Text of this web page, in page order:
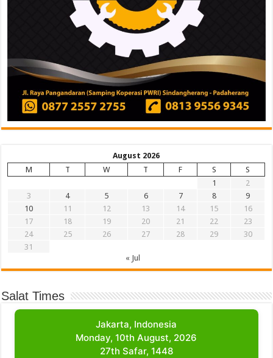
August 2026
M
T W T F S
S
1
2
3
4 5 6 7 8
9
10
11 12 13 14 15
16
17
18 19 20 21 22
23
24
25 26 27 28 29
30
31
« Jul
Salat Times
Jakarta, Indonesia
Monday, 10th August, 2026
27th Safar, 1448